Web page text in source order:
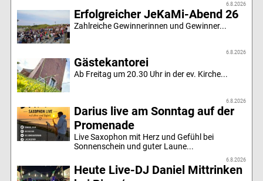
6.8.2026
Erfolgreicher JeKaMi-Abend 26
Zahlreiche Gewinnerinnen und Gewinner...
6.8.2026
Gästekantorei
Ab Freitag um 20.30 Uhr in der ev. Kirche...
6.8.2026
Darius live am Sonntag auf der
Promenade
Live Saxophon mit Herz und Gefühl bei
Sonnenschein und guter Laune...
6.8.2026
Heute Live-DJ Daniel Mittrinken